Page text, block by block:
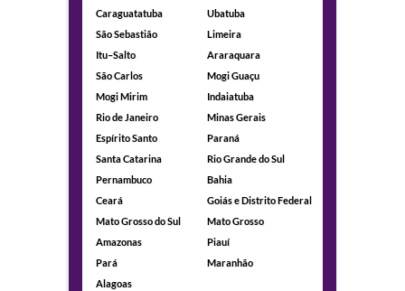
Caraguatatuba
Ubatuba
São Sebastião
Limeira
Itu–Salto
Araraquara
São Carlos
Mogi Guaçu
Mogi Mirim
Indaiatuba
Rio de Janeiro
Minas Gerais
Espírito Santo
Paraná
Santa Catarina
Rio Grande do Sul
Pernambuco
Bahia
Ceará
Goiás e Distrito Federal
Mato Grosso do Sul
Mato Grosso
Amazonas
Piauí
Pará
Maranhão
Alagoas